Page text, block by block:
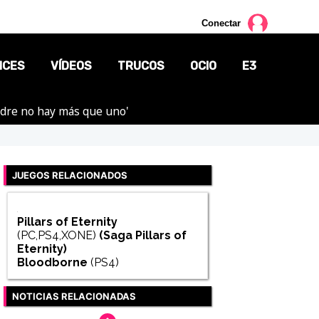
Conectar
VÍDEOS TRUCOS OCIO E3
no hay más que uno'
JUEGOS RELACIONADOS
Pillars of Eternity
(PC,PS4,XONE) (Saga Pillars of
Eternity)
Bloodborne (PS4)
NOTICIAS RELACIONADAS